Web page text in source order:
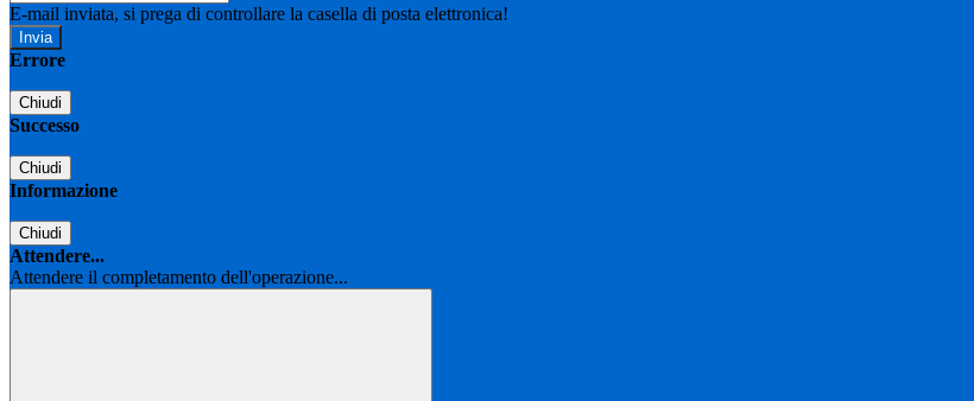
E-mail inviata, si prega di controllare la casella di posta elettronica!
Errore
Chiudi
Successo
Chiudi
Informazione
Chiudi
Attendere...
Attendere il completamento dell'operazione...